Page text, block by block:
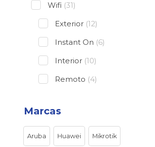
Wifi (31)
Exterior (12)
Instant On (6)
Interior (10)
Remoto (4)
Marcas
Aruba Huawei Mikrotik